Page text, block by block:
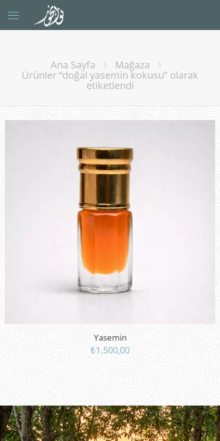
Ana Sayfa Mağaza
Ürünler “doğal yasemin kokusu” olarak
etiketlendi
Yasemin
₺1.500,00